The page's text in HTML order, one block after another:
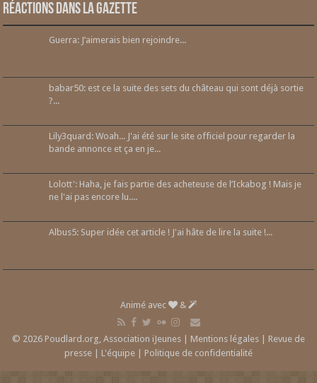
Réactions dans la gazette
Guerra: J’aimerais bien rejoindre...
babar50: est ce la suite des sets du château qui sont déjà sortie
?...
Lily3quard: Woah... J'ai été sur le site officiel pour regarder la
bande annonce et ça en je...
Lolott': Haha, je fais partie des acheteuse de l’Ickabog ! Mais je
ne l'ai pas encore lu....
Albus5: Super idée cet article ! J'ai hâte de lire la suite !...
Animé avec &
© 2026 Poudlard.org, Association iJeunes | Mentions légales | Revue de
presse | L'équipe | Politique de confidentialité